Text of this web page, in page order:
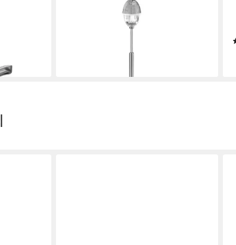
Eierköpfer Eierköpfer OVO Edelstahl
mit Salzstreuer Eieröffne
lieferbar - in 3-4 Werktagen bei dir